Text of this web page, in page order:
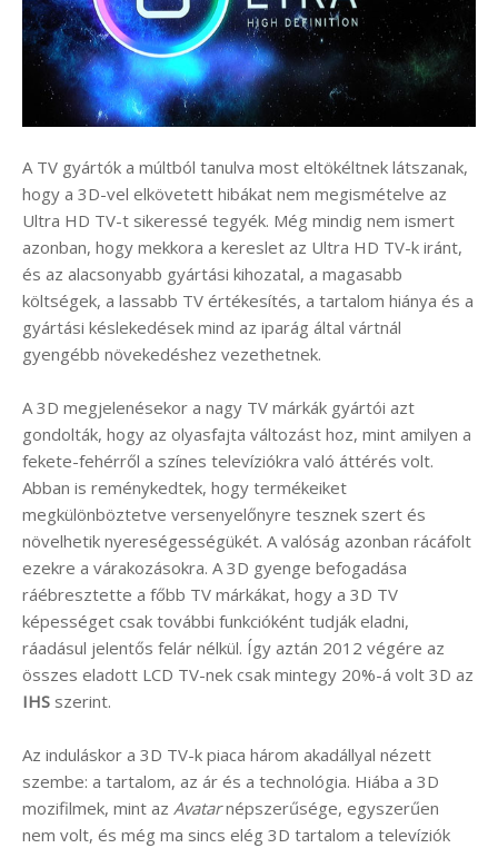
A TV gyártók a múltból tanulva most eltökéltnek látszanak,
hogy a 3D-vel elkövetett hibákat nem megismételve az
Ultra HD TV-t sikeressé tegyék. Még mindig nem ismert
azonban, hogy mekkora a kereslet az Ultra HD TV-k iránt,
és az alacsonyabb gyártási kihozatal, a magasabb
költségek, a lassabb TV értékesítés, a tartalom hiánya és a
gyártási késlekedések mind az iparág által vártnál
gyengébb növekedéshez vezethetnek.
A 3D megjelenésekor a nagy TV márkák gyártói azt
gondolták, hogy az olyasfajta változást hoz, mint amilyen a
fekete-fehérről a színes televíziókra való áttérés volt.
Abban is reménykedtek, hogy termékeiket
megkülönböztetve versenyelőnyre tesznek szert és
növelhetik nyereségességükét. A valóság azonban rácáfolt
ezekre a várakozásokra. A 3D gyenge befogadása
ráébresztette a főbb TV márkákat, hogy a 3D TV
képességet csak további funkcióként tudják eladni,
ráadásul jelentős felár nélkül. Így aztán 2012 végére az
összes eladott LCD TV-nek csak mintegy 20%-á volt 3D az
IHS szerint.
Az induláskor a 3D TV-k piaca három akadállyal nézett
szembe: a tartalom, az ár és a technológia. Hiába a 3D
mozifilmek, mint az Avatarnépszerűsége, egyszerűen
nem volt, és még ma sincs elég 3D tartalom a televíziók